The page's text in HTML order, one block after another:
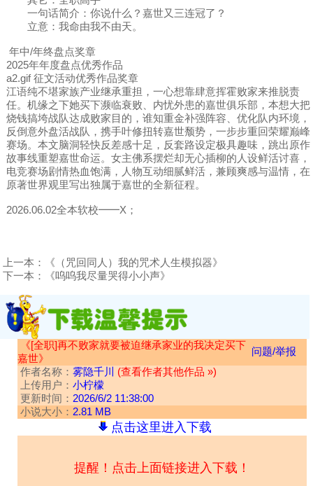
一句话简介：你说什么？嘉世又三连冠了？
立意：我命由我不由天。
年中/年终盘点奖章
2025年年度盘点优秀作品
a2.gif 征文活动优秀作品奖章
江语纯不堪家族产业继承重担，一心想靠肆意挥霍败家来推脱责
任。机缘之下她买下濒临衰败、内忧外患的嘉世俱乐部，本想大把
烧钱搞垮战队达成败家目的，谁知重金补强阵容、优化队内环境，
反倒意外盘活战队，携手叶修扭转嘉世颓势，一步步重回荣耀巅峰
赛场。本文脑洞轻快反差感十足，反套路设定极具趣味，跳出原作
故事线重塑嘉世命运。女主佛系摆烂却无心插柳的人设鲜活讨喜，
电竞赛场剧情热血饱满，人物互动细腻鲜活，兼顾爽感与温情，在
原著世界观里写出独属于嘉世的全新征程。
2026.06.02全本软校━━X；
上一本：
《（咒回同人）我的咒术人生模拟器》
下一本：
《呜呜我尽量哭得小小声》
《[全职]再不败家就要被迫继承家业的我决定买下
嘉世》
问题/举报
作者名称： 雾隐千川
(查看作者其他作品 »)
上传用户： 小柠檬
更新时间： 2026/6/2 11:38:00
小说大小： 2.81 MB
点击这里进入下载
提醒！点击上面链接进入下载！